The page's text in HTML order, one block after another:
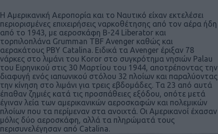
Η Αμερικανική Αεροπορία και το Ναυτικό είχαν εκτελέσει
περιορισμένες επιχειρήσεις ναρκοθέτησης από τον αέρα ήδη
από το 1943, με αεροσκάφη B-24 Liberator και
τορπιλοπλάνα Grumman TBF Avenger καθώς και
αερακάτους PBY Catalina. Ειδικά τα Avenger έριξαν 78
νάρκες στο λιμάνι του Koror στο συγκρότημα νησιών Palau
του Ειρηνικού στις 30 Μαρτίου του 1944, αποτρέποντας την
διαφυγή ενός ιαπωνικού στόλου 32 πλοίων και παραλύοντας
την κίνηση στο λιμάνι για τρεις εβδομάδες. Τα 23 από αυτά
έπαθαν ζημιές κατά τις προσπάθειες εξόδου, οπότε μετά
έγιναν λεία των αμερικανικών αεροσκαφών και πολεμικών
πλοίων που τα περίμεναν στα ανοιχτά. Οι Αμερικανοί έχασαν
μόλις δύο αεροσκάφη, αλλά τα πληρώματά τους
περισυνελέγησαν από Catalina.